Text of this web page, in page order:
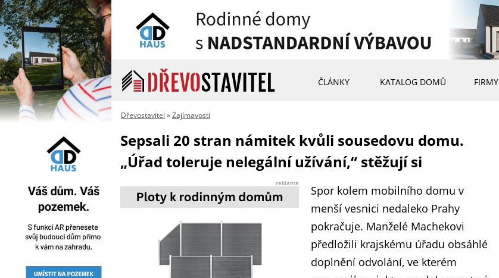
ČLÁNKY KATALOG DOMŮ FIRMY
Dřevostavitel »Zajímavosti
Sepsali 20 stran námitek kvůli sousedovu domu.
„Úřad toleruje nelegální užívání,“ stěžují si
reklama
Spor kolem mobilního domu v
menší vesnici nedaleko Prahy
pokračuje. Manželé Machekovi
předložili krajskému úřadu obsáhlé
doplnění odvolání, ve kterém